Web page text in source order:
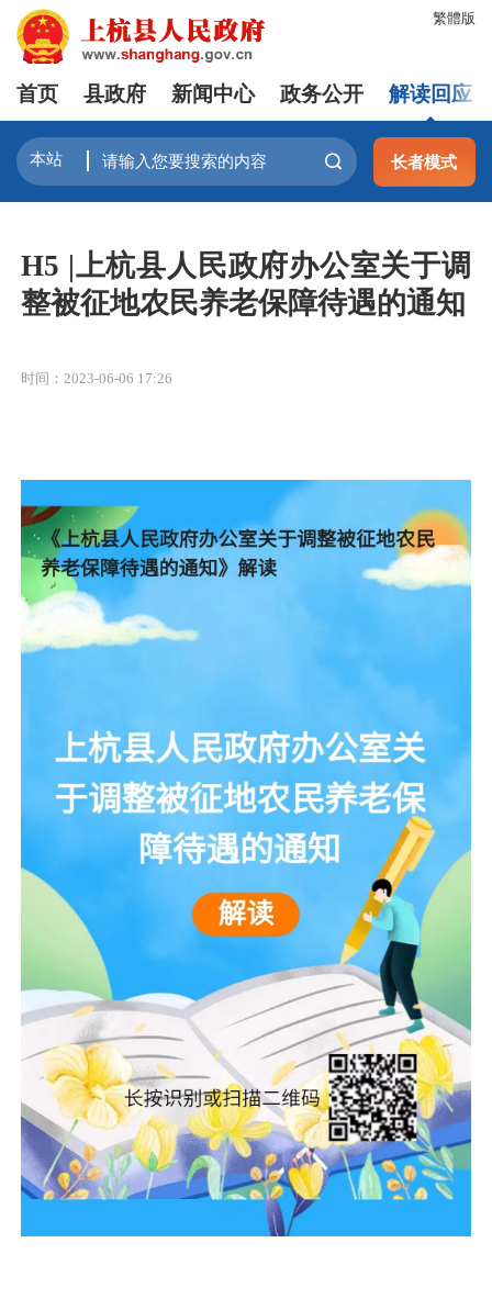
繁體版
首页 县政府 新闻中心 政务公开 解读回应
长者模式
H5 |上杭县人民政府办公室关于调
整被征地农民养老保障待遇的通知
时间：2023-06-06 17:26